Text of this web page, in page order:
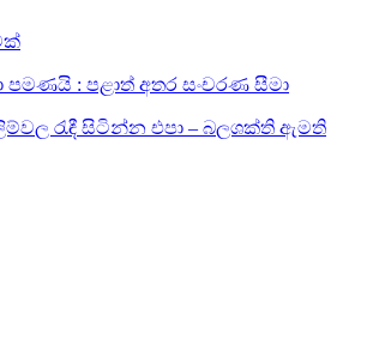
පමණයි : පළාත් අතර සංචරණ සීමා
රැඳී සිටින්න එපා – බලශක්ති ඇමති